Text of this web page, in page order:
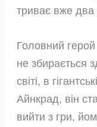
триває вже два
Головний
не збирається
світі, в
Айнкрад, він
вийти з гри,